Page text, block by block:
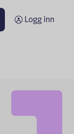
Logg inn